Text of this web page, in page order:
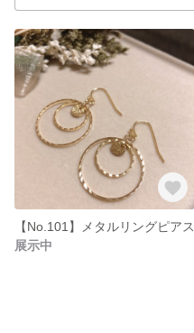
【No.101】メタルリングピアス
展示中